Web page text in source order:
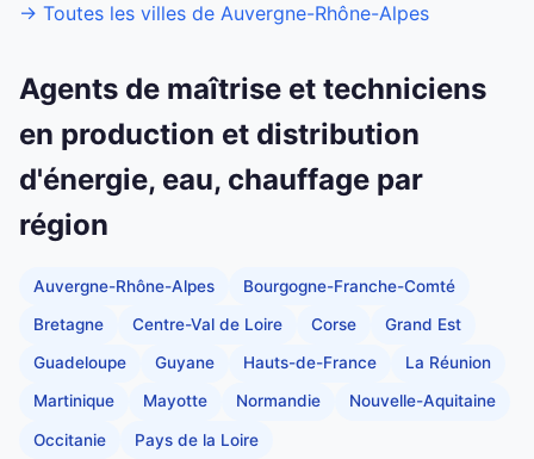
→ Toutes les villes de Auvergne-Rhône-Alpes
Agents de maîtrise et techniciens
en production et distribution
d'énergie, eau, chauffage par
région
Auvergne-Rhône-Alpes Bourgogne-Franche-Comté
Bretagne Centre-Val de Loire Corse Grand Est
Guadeloupe Guyane Hauts-de-France La Réunion
Martinique Mayotte Normandie Nouvelle-Aquitaine
Occitanie Pays de la Loire